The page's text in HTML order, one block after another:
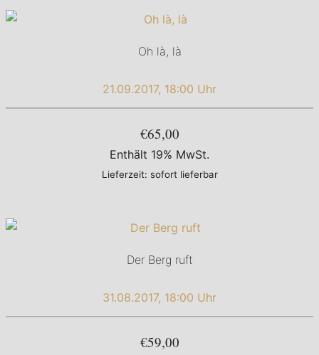
Oh là, là
21.09.2017, 18:00 Uhr
€65,00
Enthält 19% MwSt.
Lieferzeit: sofort lieferbar
Der Berg ruft
31.08.2017, 18:00 Uhr
€59,00